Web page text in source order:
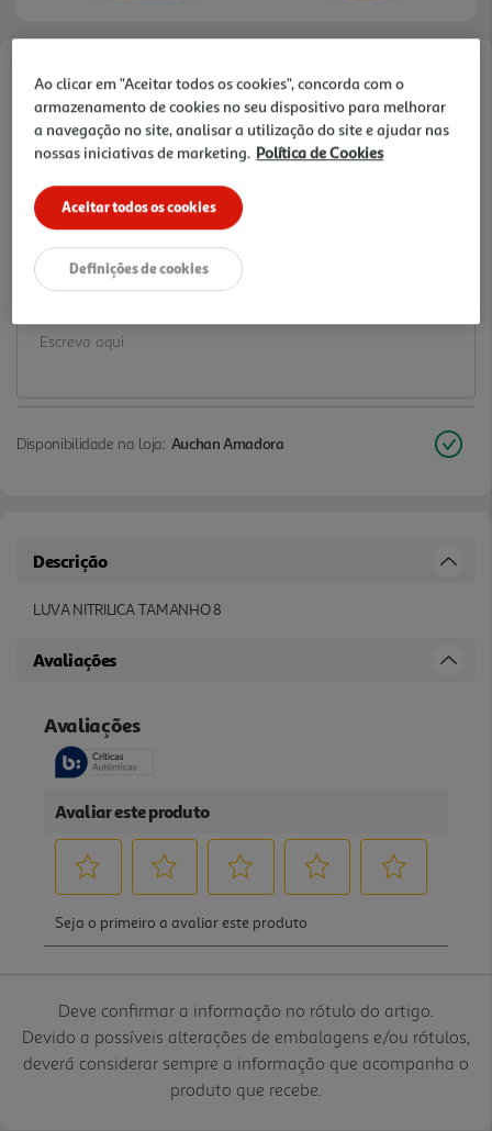
Faça a sua avaliação
Ref. / EAN:5604612689513
1,29 €
Notas de preparação
Disponibilidade na loja: Auchan Amadora
Descrição
LUVA NITRILICA TAMANHO 8
Avaliações
Deve confirmar a informação no rótulo do artigo.
Devido a possíveis alterações de embalagens e/ou rótulos,
deverá considerar sempre a informação que acompanha o
produto que recebe.
Ao clicar em "Aceitar todos os cookies", concorda com o
armazenamento de cookies no seu dispositivo para melhorar
a navegação no site, analisar a utilização do site e ajudar nas
nossas iniciativas de marketing. Política de Cookies
Aceitar todos os cookies
Definições de cookies